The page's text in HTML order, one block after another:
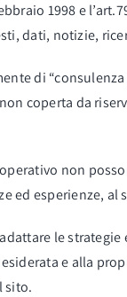
1998 e
dati, notizie,
di
coperta da
non
ed esperienze,
le
e alla
sito.